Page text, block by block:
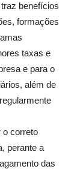
benefícios
formações
taxas e
e para o
além de
o correto
perante a
das